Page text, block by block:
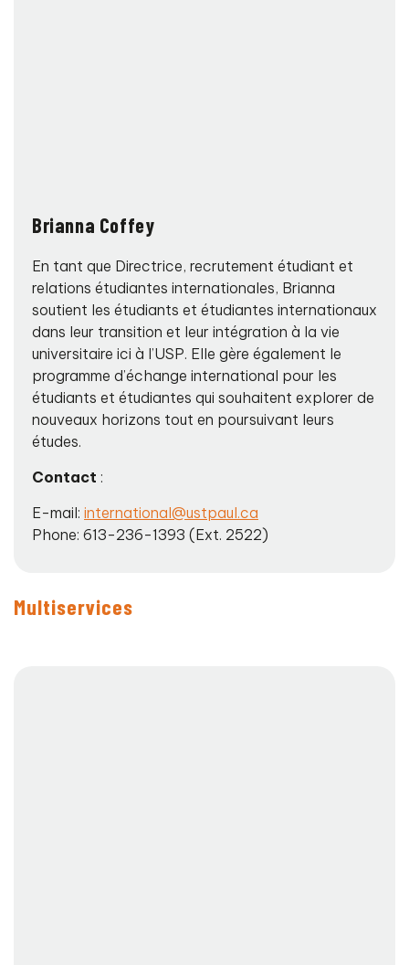
Brianna Coffey
En tant que Directrice, recrutement étudiant et
relations étudiantes internationales, Brianna
soutient les étudiants et étudiantes internationaux
dans leur transition et leur intégration à la vie
universitaire ici à l’USP. Elle gère également le
programme d’échange international pour les
étudiants et étudiantes qui souhaitent explorer de
nouveaux horizons tout en poursuivant leurs
études.
Contact :
E-mail: international@ustpaul.ca
Phone: 613-236-1393 (Ext. 2522)
Multiservices